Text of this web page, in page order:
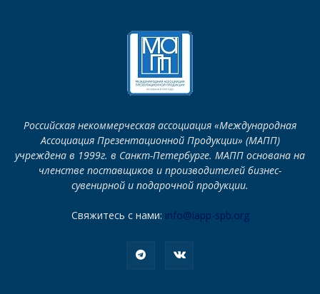
Российская некоммерческая ассоциация «Международная
Ассоциация Презентационной Продукции» (МАПП)
учреждена в 1999г. в Санкт-Петербурге. МАПП основана на
членстве поставщиков и производителей бизнес-
сувенирной и подарочной продукции.
Свяжитесь с нами: info@iapp-spb.org